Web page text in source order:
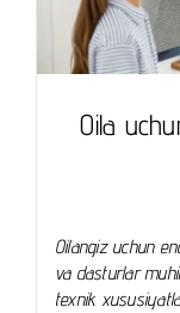
Oila
Oilangiz uchun
va dasturlar
texnik